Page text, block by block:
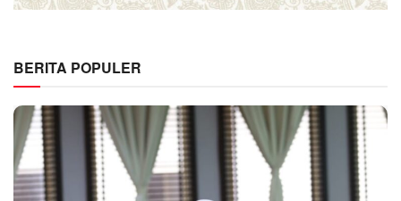
BERITA POPULER